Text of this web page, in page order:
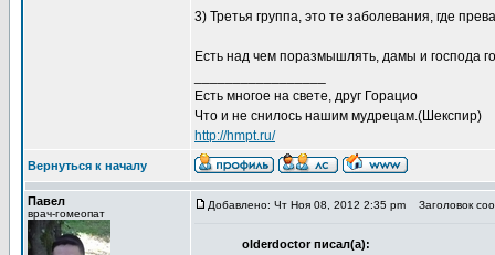
3) Третья группа, это те заболевания, где
Есть над чем поразмышлять, дамы и господа
Есть многое на свете, друг Горацио
Что и не снилось нашим мудрецам.(Шекспир)
http://hmpt.ru/
Вернуться к началу
Павел
врач-гомеопат
Добавлено: Чт Ноя 08, 2012 2:35 pm Заголовок
olderdoctor писал(а):